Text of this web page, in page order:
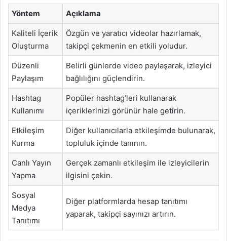
Yöntem Açıklama
Kaliteli İçerik
Oluşturma
Özgün ve yaratıcı videolar hazırlamak,
takipçi çekmenin en etkili yoludur.
Düzenli
Paylaşım
Belirli günlerde video paylaşarak, izleyici
bağlılığını güçlendirin.
Hashtag
Kullanımı
Popüler hashtag’leri kullanarak
içeriklerinizi görünür hale getirin.
Etkileşim
Kurma
Diğer kullanıcılarla etkileşimde bulunarak,
topluluk içinde tanının.
Canlı Yayın
Yapma
Gerçek zamanlı etkileşim ile izleyicilerin
ilgisini çekin.
Sosyal
Medya
Tanıtımı
Diğer platformlarda hesap tanıtımı
yaparak, takipçi sayınızı artırın.